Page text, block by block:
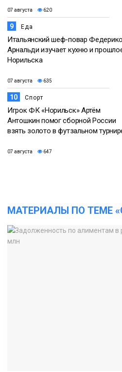
07 августа 620
9 Еда
Итальянский шеф-повар Федерико
Арнальди изучает кухню и
Норильска
07 августа 635
10 Спорт
Игрок ФК «Норильск» Артём
Антошкин помог сборной России
взять золото в футзальном
07 августа 647
МАТЕРИАЛЫ ПО ТЕМЕ